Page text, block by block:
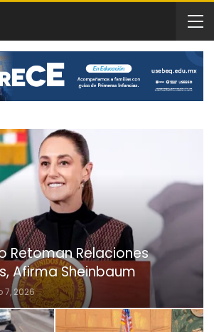
Retoman Relaciones
Afirma Sheinbaum
7, 2026